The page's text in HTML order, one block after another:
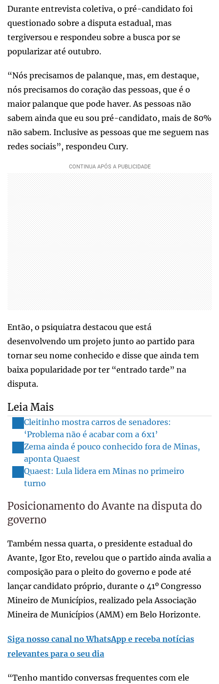
Durante entrevista coletiva, o pré-candidato foi
questionado sobre a disputa estadual, mas
tergiversou e respondeu sobre a busca por se
popularizar até outubro.
“Nós precisamos de palanque, mas, em destaque,
nós precisamos do coração das pessoas, que é o
maior palanque que pode haver. As pessoas não
sabem ainda que eu sou pré-candidato, mais de 80%
não sabem. Inclusive as pessoas que me seguem nas
redes sociais”, respondeu Cury.
Então, o psiquiatra destacou que está
desenvolvendo um projeto junto ao partido para
tornar seu nome conhecido e disse que ainda tem
baixa popularidade por ter “entrado tarde” na
disputa.
Leia Mais
Cleitinho mostra carros de senadores:
‘Problema não é acabar com a 6x1’
Zema ainda é pouco conhecido fora de Minas,
aponta Quaest
Quaest: Lula lidera em Minas no primeiro
turno
Posicionamento do Avante na disputa do
governo
Também nessa quarta, o presidente estadual do
Avante, Igor Eto, revelou que o partido ainda avalia a
composição para o pleito do governo e pode até
lançar candidato próprio, durante o 41º Congresso
Mineiro de Municípios, realizado pela Associação
Mineira de Municípios (AMM) em Belo Horizonte.
Siga nosso canal no WhatsApp e receba notícias
relevantes para o seu dia
“Tenho mantido conversas frequentes com ele